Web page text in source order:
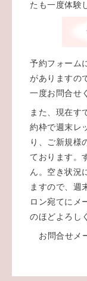
たも一度体験
予約フォーム
がありますの
一度お問合せ
また、現在す
約枠で週末レ
り、ご新規様
ております。
ん。空き状況
ますので、週
ロン宛てにメ
のほどよろし
お問合せ